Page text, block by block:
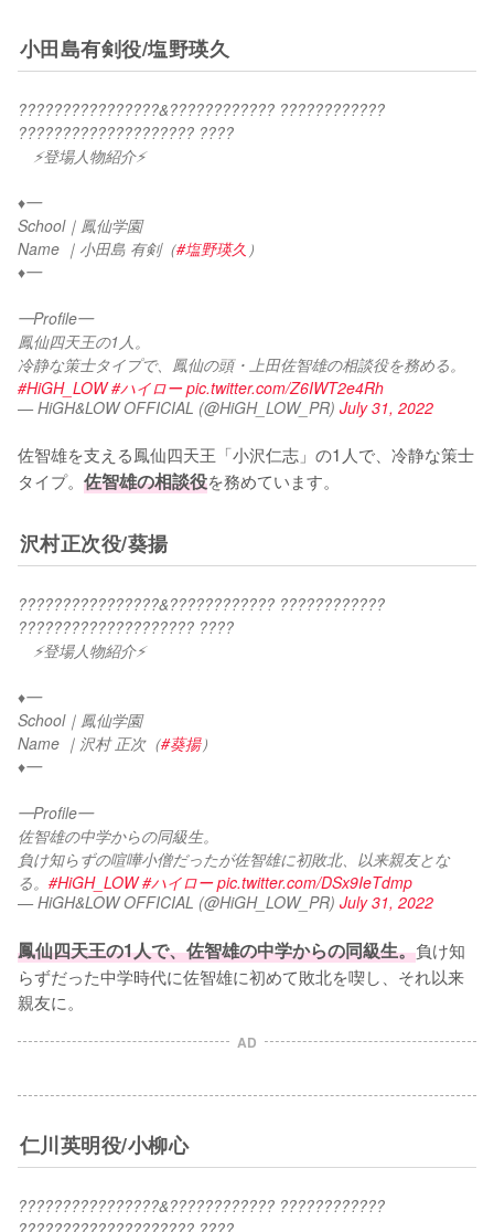
小田島有剣役/塩野瑛久
????????????????&???????????? ????????????
???????????????????? ????
⚡登場人物紹介⚡
♦︎━
School｜鳳仙学園
Name ｜小田島 有剣（#塩野瑛久 ）
♦︎━
━Profile━
鳳仙四天王の1人。
冷静な策士タイプで、鳳仙の頭・上田佐智雄の相談役を務める。
#HiGH_LOW #ハイロー pic.twitter.com/Z6IWT2e4Rh
— HiGH&LOW OFFICIAL (@HiGH_LOW_PR) July 31, 2022
佐智雄を支える鳳仙四天王「小沢仁志」の1人で、冷静な策士
タイプ。 佐智雄の相談役を務めています。
沢村正次役/葵揚
????????????????&???????????? ????????????
???????????????????? ????
⚡登場人物紹介⚡
♦︎━
School｜鳳仙学園
Name ｜沢村 正次（#葵揚）
♦︎━
━Profile━
佐智雄の中学からの同級生。
負け知らずの喧嘩小僧だったが佐智雄に初敗北、以来親友とな
る。 #HiGH_LOW #ハイロー pic.twitter.com/DSx9IeTdmp
— HiGH&LOW OFFICIAL (@HiGH_LOW_PR) July 31, 2022
鳳仙四天王の1人で、佐智雄の中学からの同級生。負け知
らずだった中学時代に佐智雄に初めて敗北を喫し、それ以来
親友に。
AD
仁川英明役/小柳心
????????????????&???????????? ????????????